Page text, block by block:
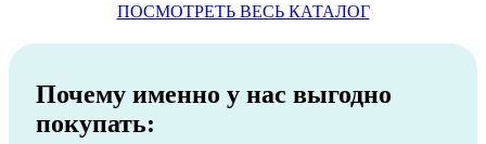
ПОСМОТРЕТЬ ВЕСЬ КАТАЛОГ
Почему именно у нас выгодно
покупать: